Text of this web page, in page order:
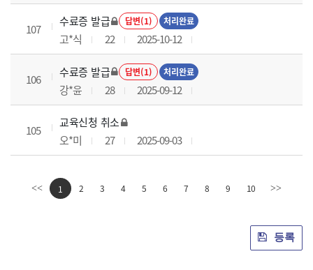
107
수료증 발급 답변(1) 처리완료
고*식 22 2025-10-12
106
수료증 발급 답변(1) 처리완료
강*윤 28 2025-09-12
105
교육신청 취소
오*미
27 2025-09-03
<< 1 2 3 4 5 6 7 8 9 10 >>
등록